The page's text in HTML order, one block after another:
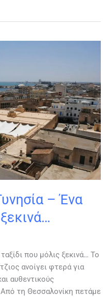
– Ένα
που μόλις ξεκινά… Το
ανοίγει φτερά για
αυθεντικούς
τη Θεσσαλονίκη πετάμε